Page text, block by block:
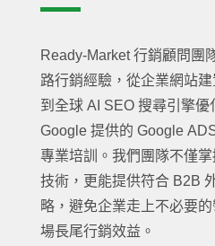
Ready-Market 行銷顧問團
路行銷經驗，從企業網站
到全球 AI SEO 搜尋引擎優
Google 提供的 Google
專業培訓。我們團隊不僅
技術，更能提供符合 B2B
略，避免企業走上不必要
場長尾行銷效益。